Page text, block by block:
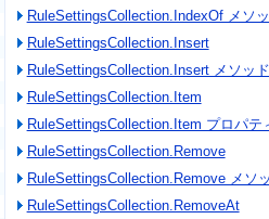
RuleSettingsCollection.IndexOf メソ
RuleSettingsCollection.Insert
RuleSettingsCollection.Insert メソッド
RuleSettingsCollection.Item
RuleSettingsCollection.Item プロパテ
RuleSettingsCollection.Remove
RuleSettingsCollection.Remove メソ
RuleSettingsCollection.RemoveAt